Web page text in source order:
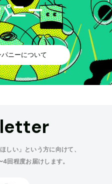
ニー
ニーについて
しい」という方に向けて、
回程度お届けします。